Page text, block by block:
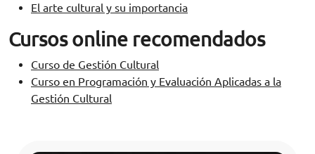
El arte cultural y su importancia
Cursos online recomendados
Curso de Gestión Cultural
Curso en Programación y Evaluación Aplicadas a la
Gestión Cultural